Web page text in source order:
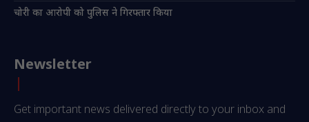
चोरी का आरोपी को पुलिस ने गिरफ्तार किया
Newsletter
Get important news delivered directly to your inbox and